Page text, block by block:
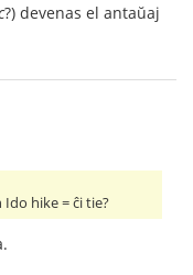
?) devenas el antaŭaj
Ido hike = ĉi tie?